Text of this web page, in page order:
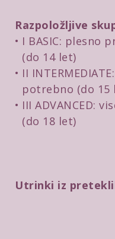
Razpoložljive
I BASIC: plesno
(do 14 let)
II
potrebno (do 15
III ADVANCED:
(do 18 let)
Utrinki iz